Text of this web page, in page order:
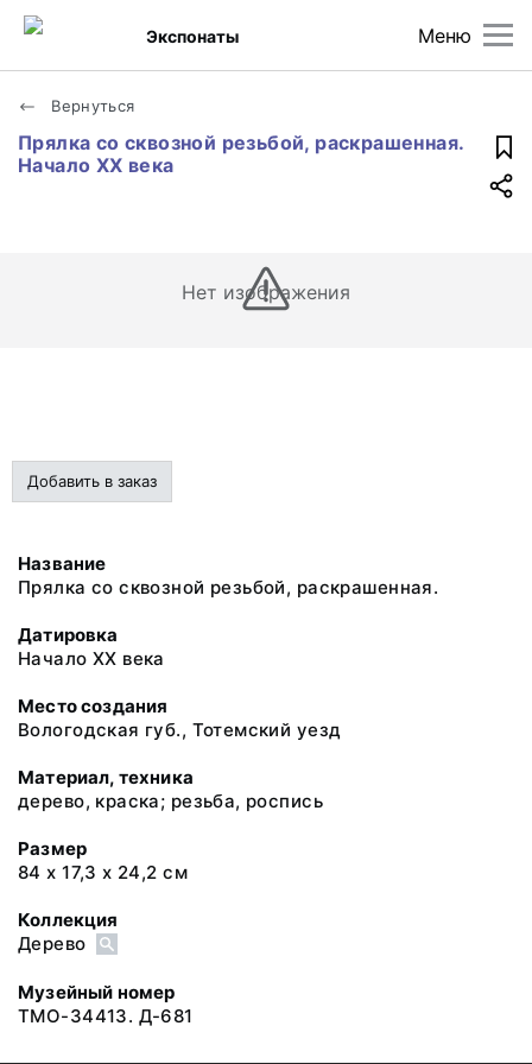
Меню
Экспонаты
Вернуться
Прялка со сквозной резьбой, раскрашенная.
Начало XX века
Нет изображения
Добавить в заказ
Название
Прялка со сквозной резьбой, раскрашенная.
Датировка
Начало XX века
Место создания
Вологодская губ., Тотемский уезд
Материал, техника
дерево, краска; резьба, роспись
Размер
84 х 17,3 х 24,2 см
Коллекция
Дерево
Музейный номер
ТМО-34413. Д-681